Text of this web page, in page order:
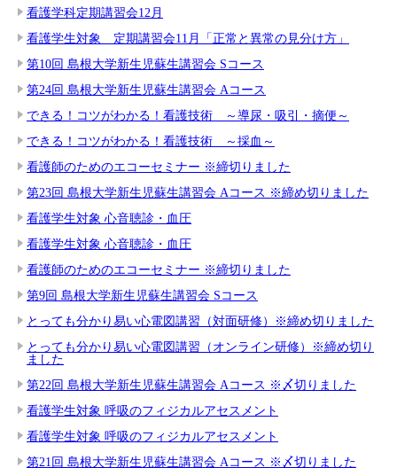
看護学科定期講習会12月
看護学生対象 定期講習会11月「正常と異常の見分け方」
第10回 島根大学新生児蘇生講習会 Sコース
第24回 島根大学新生児蘇生講習会 Aコース
できる！コツがわかる！看護技術 ～導尿・吸引・摘便～
できる！コツがわかる！看護技術 ～採血～
看護師のためのエコーセミナー ※締切りました
第23回 島根大学新生児蘇生講習会 Aコース ※締め切りました
看護学生対象 心音聴診・血圧
看護学生対象 心音聴診・血圧
看護師のためのエコーセミナー ※締切りました
第9回 島根大学新生児蘇生講習会 Sコース
とっても分かり易い心電図講習（対面研修）※締め切りました
とっても分かり易い心電図講習（オンライン研修）※締め切り
ました
第22回 島根大学新生児蘇生講習会 Aコース ※〆切りました
看護学生対象 呼吸のフィジカルアセスメント
看護学生対象 呼吸のフィジカルアセスメント
第21回 島根大学新生児蘇生講習会 Aコース ※〆切りました